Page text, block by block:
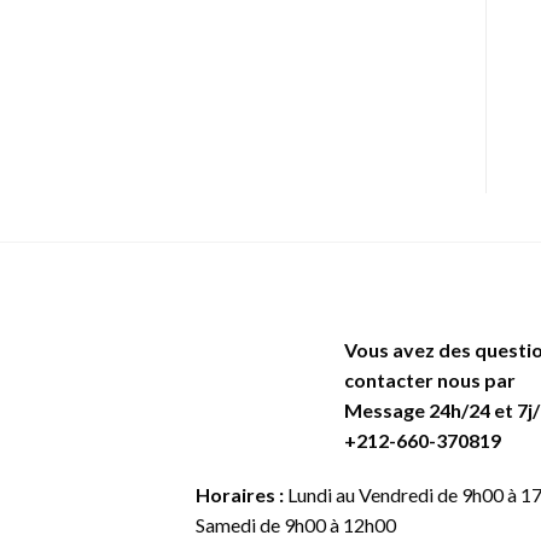
Vous avez des
contacter nous par
Message 24h/24 et
+212-660-370819
Horaires : Lundi au Vendredi de 9h00 à
Samedi de 9h00 à 12h00